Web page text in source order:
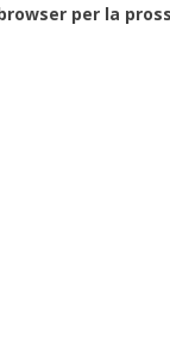
per la